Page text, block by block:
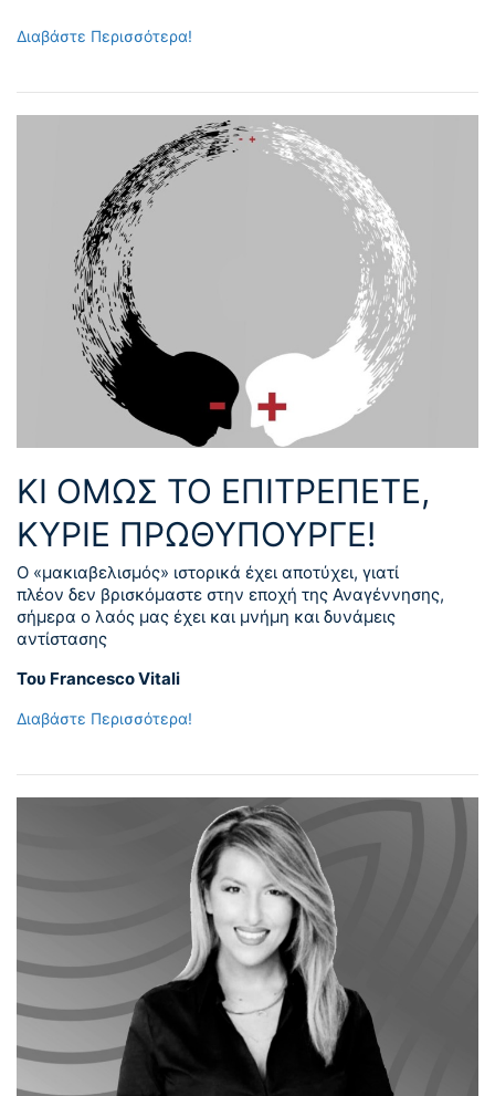
Διαβάστε Περισσότερα!
ΚΙ ΟΜΩΣ ΤΟ ΕΠΙΤΡΕΠΕΤΕ,
ΚΥΡΙΕ ΠΡΩΘΥΠΟΥΡΓΕ!
Ο «μακιαβελισμός» ιστορικά έχει αποτύχει, γιατί
πλέον δεν βρισκόμαστε στην εποχή της Αναγέννησης,
σήμερα ο λαός μας έχει και μνήμη και δυνάμεις
αντίστασης
Του Francesco Vitali
Διαβάστε Περισσότερα!